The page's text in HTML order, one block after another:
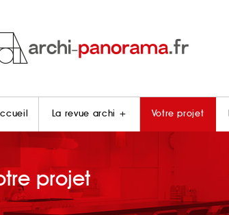
La revue archi + Votre projet
projet